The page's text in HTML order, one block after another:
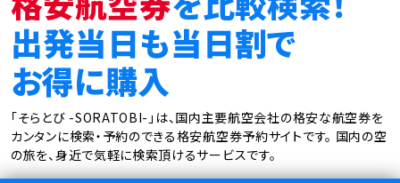
出発当日も当日割で
お得に購入
「そらとび -SORATOBI-」は、国内主要航空会社の格安な航空券を
カンタンに検索・予約のできる格安航空券予約サイトです。 国内の空
の旅を、身近で気軽に検索頂けるサービスです。